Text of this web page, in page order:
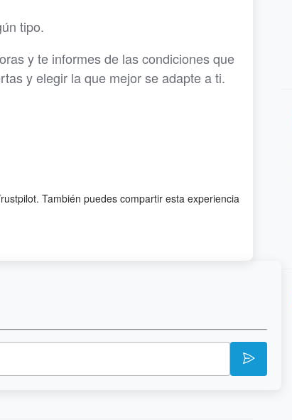
tipo.
y te informes de las condiciones que
y elegir la que mejor se adapte a ti.
También puedes compartir esta experiencia